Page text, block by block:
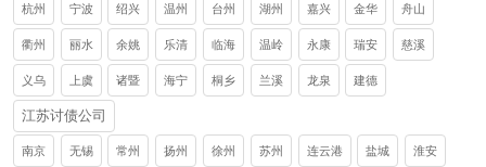
杭州 宁波 绍兴 温州 台州 湖州 嘉兴 金华 舟山
衢州 丽水 余姚 乐清 临海 温岭 永康 瑞安 慈溪
义乌 上虞 诸暨 海宁 桐乡 兰溪 龙泉 建德
江苏讨债公司
南京 无锡 常州 扬州 徐州 苏州 连云港 盐城 淮安